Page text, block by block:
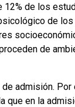
12% de los
de
de
admisión.
que en la